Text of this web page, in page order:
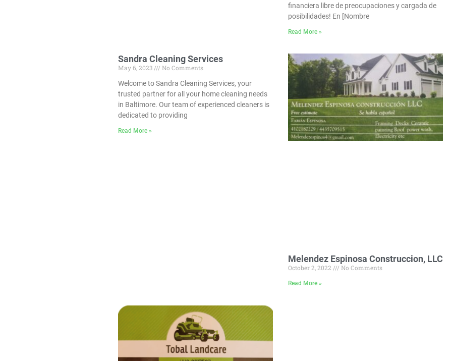
financiera libre de preocupaciones y cargada de
posibilidades! En [Nombre
Read More »
Sandra Cleaning Services
May 6, 2023
No Comments
Welcome to Sandra Cleaning Services, your
trusted partner for all your home cleaning needs
in Baltimore. Our team of experienced cleaners is
dedicated to providing
Read More »
Melendez Espinosa Construccion, LLC
October 2, 2022 No Comments
Read More »